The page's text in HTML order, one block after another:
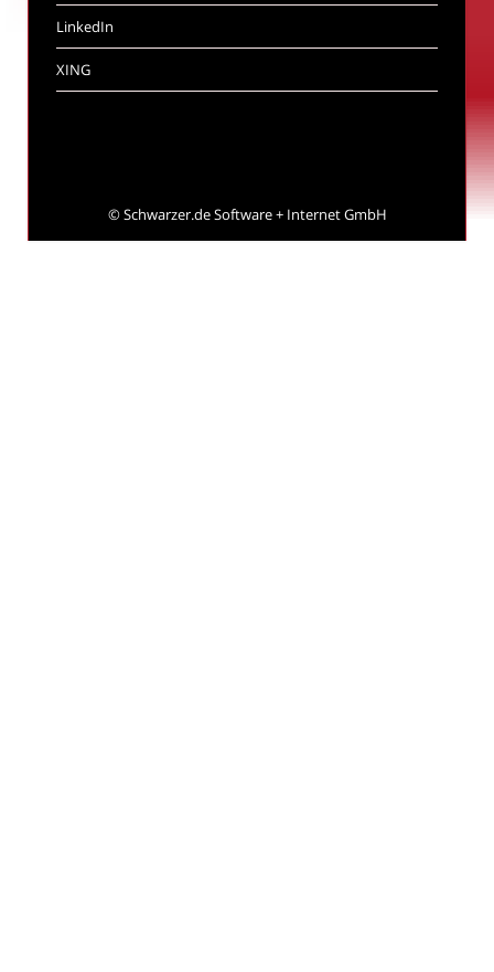
LinkedIn
XING
©Schwarzer.de Software + Internet GmbH